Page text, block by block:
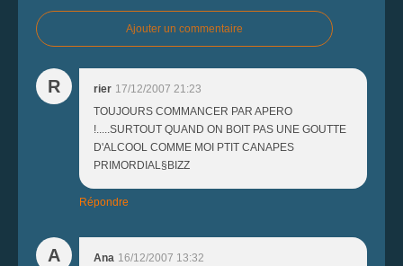
Ajouter un commentaire
R rier 17/12/2007 21:23
TOUJOURS COMMANCER PAR APERO
!.....SURTOUT QUAND ON BOIT PAS UNE GOUTTE
D'ALCOOL COMME MOI PTIT CANAPES
PRIMORDIAL§BIZZ
Répondre
A Ana 16/12/2007 13:32